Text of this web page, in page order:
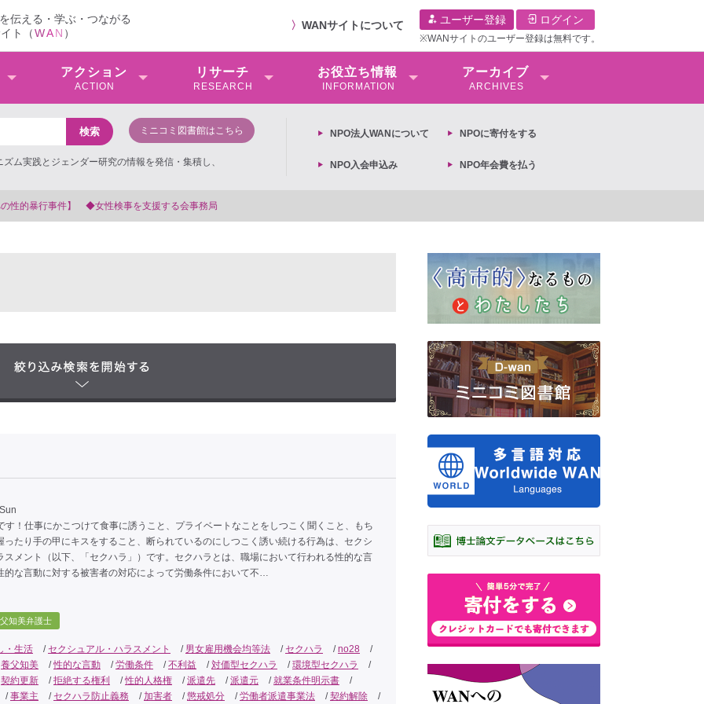
伝える・学ぶ・つながる
ト（WAN ）
〉 WANサイトについて ユーザー登録 ログイン
※WANサイトのユーザー登録は無料です。
アクション
ACTION
リサーチ
RESEARCH
お役⽴ち情報
INFORMATION
アーカイブ
ARCHIVES
ミニコミ図書館はこちら
ム実践とジェンダー研究の情報を発信・集積し、
NPO法⼈WANについて NPOに寄付をする
NPO入会申込み NPO年会費を払う
援する会事務局
す！仕事にかこつけて食事に誘うこと、プライベートなことをしつこく聞くこと、もち
ったり手の甲にキスをすること、断られているのにしつこく誘い続ける行為は、セクシ
スメント（以下、「セクハラ」）です。セクハラとは、職場において行われる性的な言
的な言動に対する被害者の対応によって労働条件において不…
知美弁護士
・生活 /セクシュアル・ハラスメント / 男女雇用機会均等法 /セクハラ /no28
/
養父知美 /性的な言動 /労働条件 /不利益 /対価型セクハラ /環境型セクハラ
/
契約更新 /拒絶する権利 /性的人格権 /派遣先 /派遣元 /就業条件明示書
/
/事業主 /セクハラ防止義務 /加害者 /懲戒処分 /労働者派遣事業法 /契約解除
/